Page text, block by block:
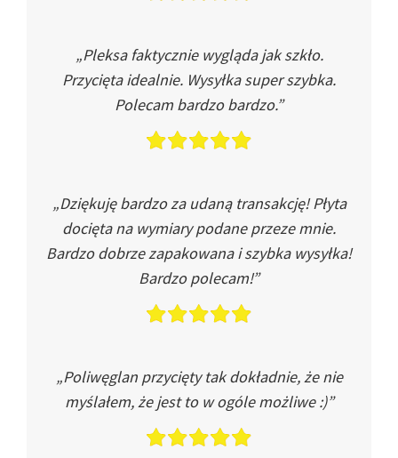
„Pleksa faktycznie wygląda jak szkło.
Przycięta idealnie. Wysyłka super szybka.
Polecam bardzo bardzo.”
„Dziękuję bardzo za udaną transakcję! Płyta
docięta na wymiary podane przeze mnie.
Bardzo dobrze zapakowana i szybka wysyłka!
Bardzo polecam!”
„Poliwęglan przycięty tak dokładnie, że nie
myślałem, że jest to w ogóle możliwe :)”